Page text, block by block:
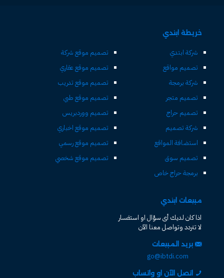
خريطة ابتدي
شركة ابتدي
تصميم مواقع
شركة برمجة
تصميم متجر
تصميم حراج
شركة تصميم
استضافة المواقع
تصميم سوق
برمجة حراج خاص
تصميم موقع شركة
تصميم موقع عقاري
تصميم موقع تدريب
تصميم موقع طبي
تصميم ووردبريس
تصميم موقع اخباري
تصميم موقع رسمي
تصميم موقع شخصي
مبيعات ابتدي
اذا كان لديك أى سؤال او استفسار
لا تتردد وتواصل معنا الآن
بريد المبيعات
go@ibtdi.com
اتصل الآن او واتساب